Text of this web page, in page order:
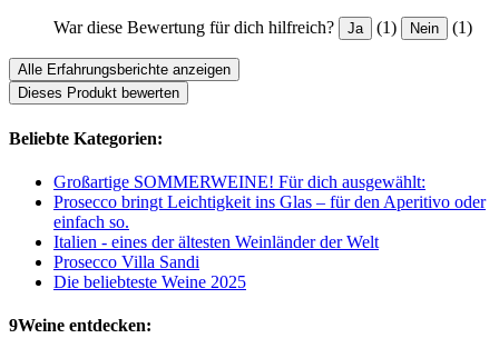
War diese Bewertung für dich hilfreich? Ja (1) Nein (1)
Alle Erfahrungsberichte anzeigen
Dieses Produkt bewerten
Beliebte Kategorien:
Großartige SOMMERWEINE! Für dich ausgewählt:
Prosecco bringt Leichtigkeit ins Glas – für den Aperitivo oder
einfach so.
Italien - eines der ältesten Weinländer der Welt
Prosecco Villa Sandi
Die beliebteste Weine 2025
9Weine entdecken: